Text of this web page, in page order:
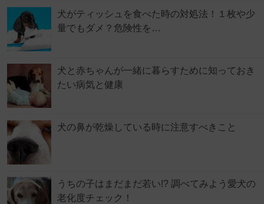
犬がティッシュを食べた時の対処法！１枚や少
量でもダメ？危険性を…
犬と赤ちゃんが一緒に暮らすために知っておき
たい病気と健康
犬の鼻が乾燥している時に注意すべきこと
うちの子はまだまだ若い!? 調べてみよう愛犬の
老化度チェック！